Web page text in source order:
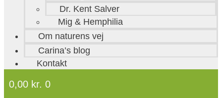
Dr. Kent Salver
Mig & Hemphilia
Om naturens vej
Carina’s blog
Kontakt
0,00 kr. 0